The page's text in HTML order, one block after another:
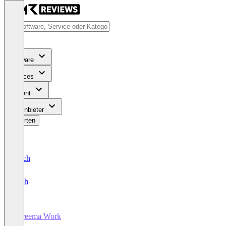
Software
Services
Content
Für Anbieter
Bewerten
Deutsch
English
Threema Work